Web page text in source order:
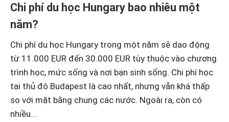
Chi phí du học Hungary bao nhiêu một
năm?
Chi phí du học Hungary trong một năm sẽ dao động
từ 11.000 EUR đến 30.000 EUR tùy thuộc vào chương
trình học, mức sống và nơi bạn sinh sống. Chi phí học
tại thủ đô Budapest là cao nhất, nhưng vẫn khá thấp
so với mặt bằng chung các nước. Ngoài ra, còn có
nhiều…